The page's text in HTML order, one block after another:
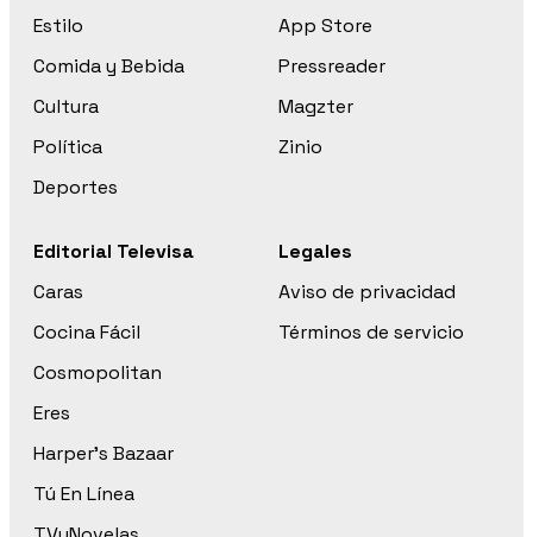
Estilo
Comida y Bebida
Cultura
Política
Deportes
App Store
Pressreader
Magzter
Zinio
Editorial Televisa
Caras
Cocina Fácil
Cosmopolitan
Eres
Harper’s Bazaar
Tú En Línea
Legales
Aviso de privacidad
Términos de servicio